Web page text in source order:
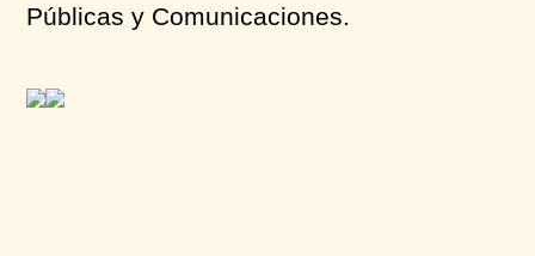
Públicas y Comunicaciones.